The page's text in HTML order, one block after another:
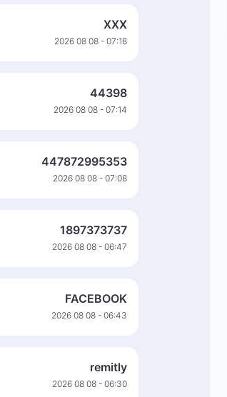
XXX
2026 08 08 - 07:18
44398
2026 08 08 - 07:14
447872995353
2026 08 08 - 07:08
1897373737
2026 08 08 - 06:47
FACEBOOK
2026 08 08 - 06:43
remitly
2026 08 08 - 06:30